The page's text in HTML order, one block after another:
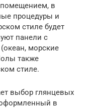
помещением, в
процедуры и
стиле будет
панели с
морские
также
стиле.
выбор глянцевых
оформленный в